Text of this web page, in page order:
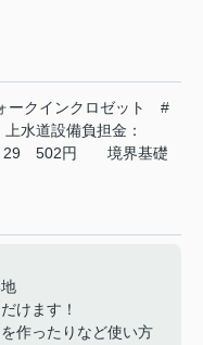
ークインクロゼット
#
上水道設備負担金：
502円
境界基礎
けます！
作ったりなど使い方